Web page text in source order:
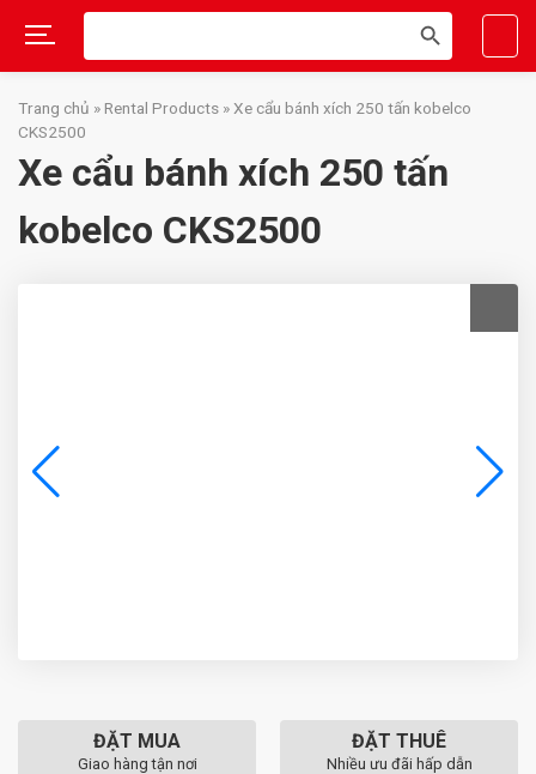
Skip
content
Search
SEARCH
BUTTON
Trang chủ » Rental Products »Xe cẩu bánh xích 250 tấn kobelco
CKS2500
Xe cẩu bánh xích 250 tấn
kobelco CKS2500
ĐẶT MUA
Giao hàng tận nơi
ĐẶT THUÊ
Nhiều ưu đãi hấp dẫn